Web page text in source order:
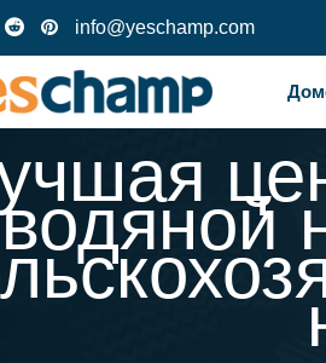
info@yeschamp.com
водяной